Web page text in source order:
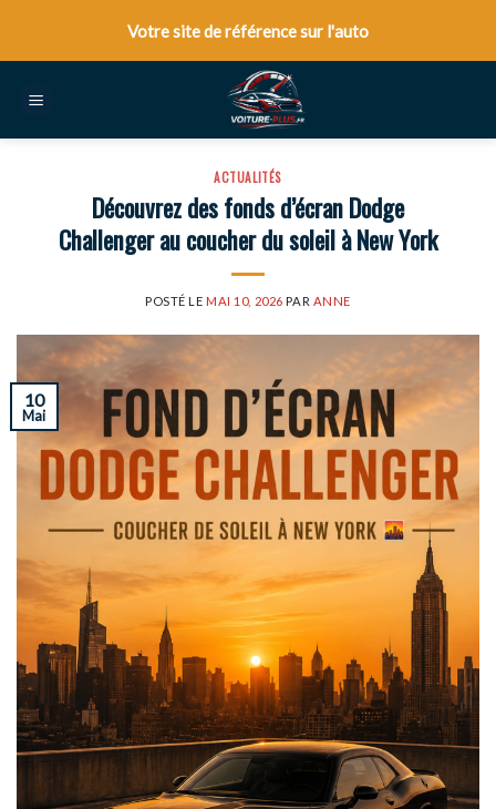
content
Votre site de référence sur l'auto
ACTUALITÉS
Découvrez des fonds d’écran Dodge
Challenger au coucher du soleil à New York
POSTÉ LEMAI 10, 2026 PAR ANNE
10
Mai